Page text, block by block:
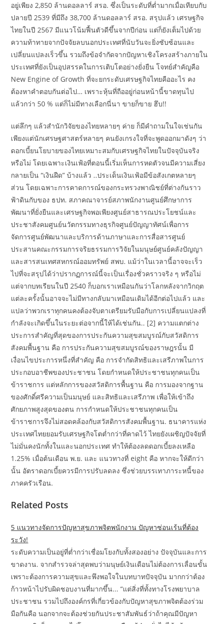
อยู่เพียง 2,850 ล้านดอลลาร์ สรอ. ซึ่งเป็นระดับที่ต่ำมากเมื่อเทียบกับ
ปลายปี 2539 ที่มีถึง 38,700 ล้านดอลลาร์ สรอ. สรุปแล้ว เศรษฐกิจ
ไทยในปี 2567 มีแนวโน้มฟื้นตัวดีขึ้นจากปีก่อน แต่ก็ยังเต็มไปด้วย
ความท้าทายจากปัจจัยลบนอกประเทศที่นับวันจะยิ่งซับซ้อนและ
เปลี่ยนแปลงเร็วขึ้น รวมถึงข้อจำกัดจากปัญหาเชิงโครงสร้างภายใน
ประเทศที่ยังเป็นอุปสรรคในการเติบโตอย่างยั่งยืน โจทย์สำคัญคือ
New Engine of Growth ที่จะยกระดับเศรษฐกิจไทยคืออะไร คง
ต้องหาคำตอบกันต่อไป… เพราะหุ้นที่ถืออยู่ก่อนหน้านี้ขาดทุนไป
แล้วกว่า 50 % แต่ก็ไม่มีทางเลือกนี่นา ขายก็ขาย ฮึบ!!
แต่ลึกๆ แล้วสำนักวิจัยของไทยหลายๆ ค่าย ก็มีคำถามในใจเช่นกัน
เพียงแต่นักเศรษฐศาสตร์หลายๆ คนยังเกรงใจที่จะพูดออกมาดังๆ ว่า
ดอกเบี้ยนโยบายของไทยเหมาะสมกับเศรษฐกิจไทยในปัจจุบันจริง
หรือไม่ โดยเฉพาะเงินเฟ้อที่ตอนนี้เริ่มเห็นการหดตัวจนมีความเสี่ยง
กลายเป็น “เงินฝืด” บ้างแล้ว ..ประเด็นเงินเฟ้อมีข้อสังเกตหลายๆ
ส่วน โดยเฉพาะการคาดการณ์ของกระทรวงพาณิชย์ที่ต่างกันราว
ฟ้าดินกับของ ธปท. สภาคณาจารย์สภาพนักงานศูนย์ศึกษาการ
พัฒนาที่ยั่งยืนและเศรษฐกิจพอเพียงศูนย์สาธารณประโยชน์และ
ประชาสังคมศูนย์นวัตกรรมทางธุรกิจศูนย์ปัญญาทัศน์เพื่อการ
จัดการศูนย์พัฒนาและบริการด้านภาษาและการสื่อสารศูนย์
ประสานคณะกรรมการจริยธรรมการวิจัยในมนุษย์ศูนย์คลังปัญญา
และสารสนเทศสหกรณ์ออมทรัพย์ สพบ. แม้ว่าในเวลานี้อาจจะเร็ว
ไปที่จะสรุปได้ว่าปรากฏการณ์นี้จะเป็นเรื่องชั่วคราวจริง ๆ หรือไม่
แต่จากบทเรียนในปี 2540 ก็บอกเราเหมือนกันว่าโลกหลังจากวิกฤต
แต่ละครั้งนั้นอาจจะไม่มีทางกลับมาเหมือนเดิมได้อีกต่อไปแล้ว และ
แปลว่าพวกเราทุกคนคงต้องจับตาเตรียมรับมือกับการเปลี่ยนแปลงที่
กำลังจะเกิดขึ้นในระยะต่อจากนี้ให้ได้เช่นกัน.. [2] ความแตกต่าง
ประการสำคัญที่สุดของการประกันความสุขสมบูรณ์กับสวัสดิการ
สังคมพื้นฐาน คือ การประกันความสุขสมบูรณ์ของราษฎรนั้น มี
เงื่อนไขประการหนึ่งที่สำคัญ คือ การจำกัดสิทธิและเสรีภาพในการ
ประกอบอาชีพของประชาชน โดยกำหนดให้ประชาชนทุกคนเป็น
ข้าราชการ แต่หลักการของสวัสดิการพื้นฐาน คือ การมองจากฐาน
ของศักดิ์ศรีความเป็นมนุษย์ และสิทธิและเสรีภาพ เพื่อให้เข้าถึง
ศักยภาพสูงสุดของตน การกำหนดให้ประชาชนทุกคนเป็น
ข้าราชการจึงไม่สอดคล้องกับสวัสดิการสังคมพื้นฐาน. ธนาคารแห่ง
ประเทศไทยยอมรับเศรษฐกิจโตต่ำกว่าที่คาดไว้ ไทยยังเผชิญปัจจัยที่
ไม่มั่นคงนักทั้งในและนอกประเทศ ทำให้ต้องลดดอกเบี้ยลงเหลือ
1.25% เมื่อต้นเดือน พ.ย. และ แนวทางที่ eight คือ หากจะให้ดีกว่า
นั้น อัตราดอกเบี้ยควรมีการปรับลดลง ซึ่งช่วยบรรเทาภาระหนี้ของ
ภาคครัวเรือน.
Related Posts
5 แนวทางจัดการปัญหาสุขภาพจิตพนักงาน ปัญหาซ่อนเร้นที่ต้อง
ระวัง!
ระดับความเป็นอยู่ที่ต่ำกว่าเชื่อมโยงกับทั้งสองอย่าง ปัจจุบันและการ
ขาดงาน. จากสำรวจล่าสุดพบว่ามนุษย์เงินเดือนไม่ต้องการเลื่อนขั้น
เพราะต้องการความสุขและพึงพอใจในบทบาทปัจจุบัน มากกว่าต้อง
ก้าวหน้าไปรับผิดชอบงานที่มากขึ้น... “แต่สิ่งที่ทั้งทางโรงพยาบาล
ประชาชน รวมไปถึงองค์กรที่เกี่ยวข้องกับปัญหาสุขภาพจิตต้องร่วม
มือกันคือ นอกจากจะต้องช่วยกันประชาสัมพันธ์ว่าถ้าคุณมีปัญหา